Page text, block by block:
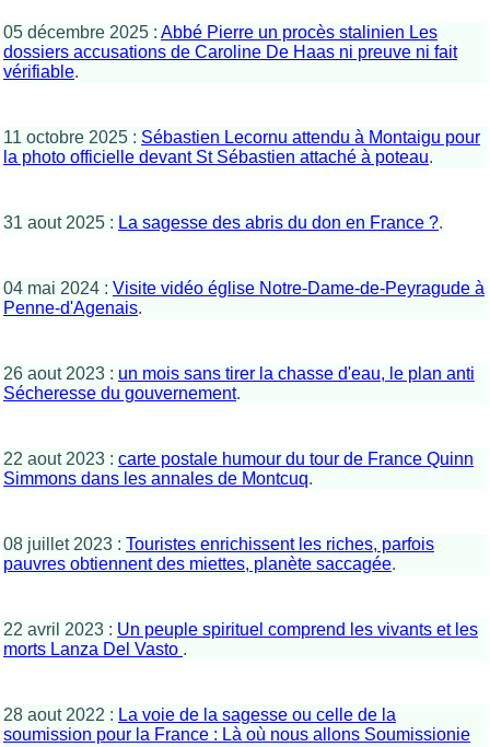
05 décembre 2025 : Abbé Pierre un procès stalinien Les
dossiers accusations de Caroline De Haas ni preuve ni fait
vérifiable.
11 octobre 2025 : Sébastien Lecornu attendu à Montaigu pour
la photo officielle devant St Sébastien attaché à poteau.
31 aout 2025 : La sagesse des abris du don en France ?.
04 mai 2024 : Visite vidéo église Notre-Dame-de-Peyragude à
Penne-d'Agenais.
26 aout 2023 : un mois sans tirer la chasse d'eau, le plan anti
Sécheresse du gouvernement.
22 aout 2023 : carte postale humour du tour de France Quinn
Simmons dans les annales de Montcuq.
08 juillet 2023 : Touristes enrichissent les riches, parfois
pauvres obtiennent des miettes, planète saccagée.
22 avril 2023 : Un peuple spirituel comprend les vivants et les
morts Lanza Del Vasto .
28 aout 2022 : La voie de la sagesse ou celle de la
soumission pour la France : Là où nous allons Soumissionie